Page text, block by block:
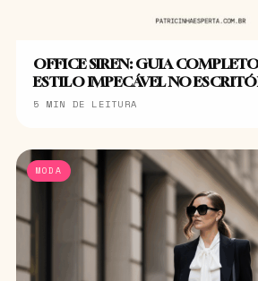
OFFICE SIREN: GUIA
ESTILO IMPECÁVEL NO
5 MIN DE LEITURA
MODA